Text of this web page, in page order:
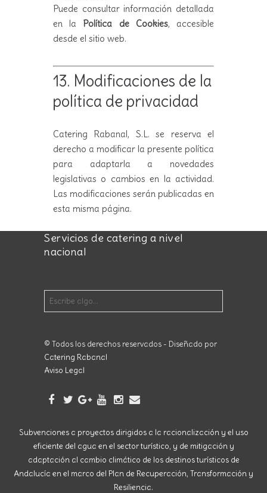
Puede consultar información detallada
en la Política de Cookies, accesible
desde el sitio web.
13. Modificaciones de la
política de privacidad
Catering Rabanal, S.L. se reserva el
derecho a modificar la presente política
para adaptarla a novedades
legislativas o cambios en la actividad.
Las modificaciones serán publicadas en
esta misma página.
Servicios de catering a nivel
nacional
© Todos los derechos reservados - Diseñado por
Catering Rabanal
Aviso Legal
Subvenciones a proyectos dirigidos a la racionalización y el uso
eficiente del agua en el sector turístico, y de mitigación y
adaptación al cambio climático de los destinos turísticos de
Andalucía en el marco del Plan de Recuperación, Transformación y
Resiliencia.